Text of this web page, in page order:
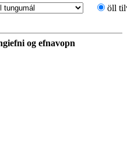
öll
og efnavopn